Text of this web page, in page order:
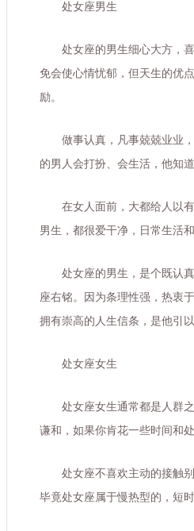
处女座男生
处女座的男生细心大方，
免会使心情忧郁，但天生的优
励。
做事认真，凡事兢兢业业
的男人会打扮、会生活，他知
在女人面前，大都给人以
男生，都很爱干净，日常生活
处女座的男生，是个既认
座右铭。因为条理性强，热衷
拥有崇高的人生信条，是他引
处女座女生
处女座女生通常都是人群
谦和，如果你肯花一些时间和
处女座不喜欢主动的接触
毕竟处女座属于慢热型的，短